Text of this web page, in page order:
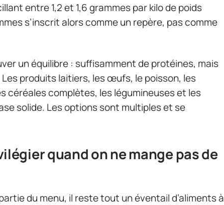
entre 1,2 et 1,6 grammes par kilo de poids
s’inscrit alors comme un repère, pas comme
un équilibre : suffisamment de protéines, mais
produits laitiers, les œufs, le poisson, les
céréales complètes, les légumineuses et les
solide. Les options sont multiples et se
quand on ne mange pas de
du menu, il reste tout un éventail d’aliments à